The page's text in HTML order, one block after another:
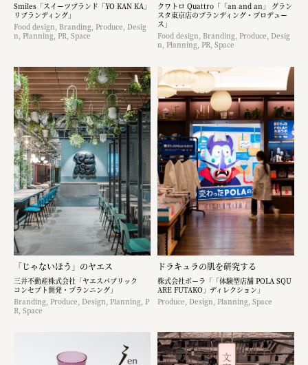
Smiles「スイーツブランド「YO KAN KA」
リブランディング」
Food design, Branding, Produce, Desig
n, Planning, PR, Space
クワトロ Quattro「「an and an」 グラン
スタ東京店のブランディング・プロデュー
ス」
Food design, Branding, Produce, Desig
n, Planning, PR, Space
「じゃないほう」のヤエス
三井不動産株式会社「ヤエスパブリック
コンセプト開発・プランニング」
Branding, Produce, Design, Planning, P
R, Space
ドラキュラの肌を研究する
株式会社ポーラ「「体験型店舗 POLA SQU
ARE FUTAKO」ディレクション」
Produce, Design, Planning, Space